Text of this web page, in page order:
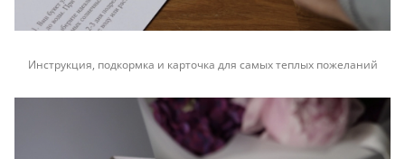
Инструкция, подкормка и карточка для самых теплых пожеланий